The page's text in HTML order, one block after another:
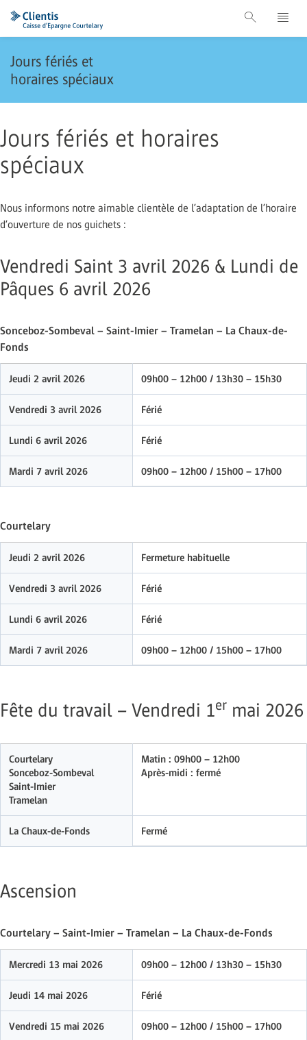
Jours fériés et
horaires spéciaux
Jours fériés et horaires
spéciaux
Nous informons notre aimable clientèle de l’adaptation de l’horaire
d’ouverture de nos guichets :
Vendredi Saint 3 avril 2026 & Lundi de
Pâques 6 avril 2026
Sonceboz-Sombeval – Saint-Imier – Tramelan – La Chaux-de-
Fonds
Jeudi 2 avril 2026 09h00 – 12h00 / 13h30 – 15h30
Vendredi 3 avril 2026 Férié
Lundi 6 avril 2026 Férié
Mardi 7 avril 2026 09h00 – 12h00 / 15h00 – 17h00
Courtelary
Jeudi 2 avril 2026 Fermeture habituelle
Vendredi 3 avril 2026 Férié
Lundi 6 avril 2026 Férié
Mardi 7 avril 2026 09h00 – 12h00 / 15h00 – 17h00
Fête du travail – Vendredi 1er mai 2026
Courtelary
Sonceboz-Sombeval
Saint-Imier
Tramelan
Matin : 09h00 – 12h00
Après-midi : fermé
La Chaux-de-Fonds Fermé
Ascension
Courtelary – Saint-Imier – Tramelan – La Chaux-de-Fonds
Mercredi 13 mai 2026 09h00 – 12h00 / 13h30 – 15h30
Jeudi 14 mai 2026 Férié
Vendredi 15 mai 2026 09h00 – 12h00 / 15h00 – 17h00